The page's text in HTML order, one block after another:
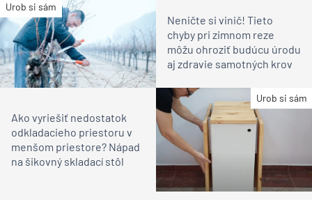
Urob si sám
Neničte si vinič! Tieto
chyby pri zimnom reze
môžu ohroziť budúcu úrodu
aj zdravie samotných krov
Urob si sám
Ako vyriešiť nedostatok
odkladacieho priestoru v
menšom priestore? Nápad
na šikovný skladací stôl